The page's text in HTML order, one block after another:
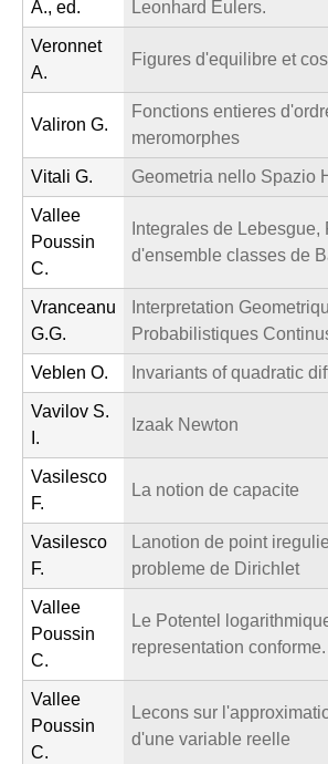
A., ed. Leonhard Eulers.
Veronnet
A.
Figures d'equilibre et
Valiron G.
Fonctions entieres
meromorphes
Vitali G. Geometria nello Spazio
Vallee
Poussin
C.
Integrales de Lebesgue,
d'ensemble classes de
Vranceanu
G.G.
Interpretation
Probabilistiques
Veblen O. Invariants of quadratic
Vavilov S.
I.
Izaak Newton
Vasilesco
F.
La notion de capacite
Vasilesco
F.
Lanotion de point
probleme de Dirichlet
Vallee
Poussin
C.
Le Potentel
representation conforme.
Vallee
Poussin
C.
Lecons sur
d'une variable reelle